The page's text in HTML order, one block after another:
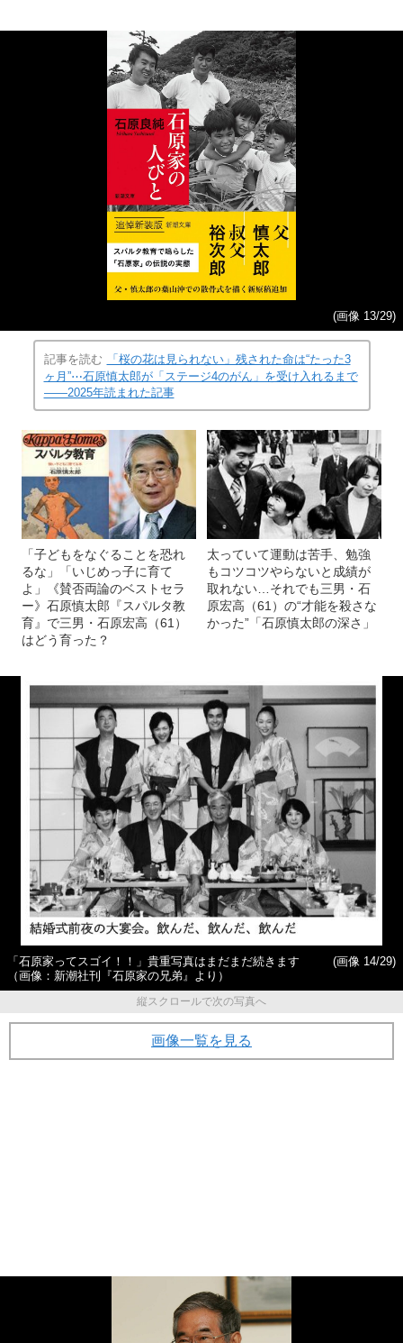
(画像 13/29)
記事を読む
「桜の花は見られない」残された命は“たった3
ヶ月”⋯石原慎太郎が「ステージ4のがん」を受け入れるまで
――2025年読まれた記事
「子どもをなぐることを恐れ
るな」「いじめっ子に育て
よ」《賛否両論のベストセラ
ー》石原慎太郎『スパルタ教
育』で三男・石原宏高（61）
はどう育った？
太っていて運動は苦手、勉強
もコツコツやらないと成績が
取れない…それでも三男・石
原宏高（61）の“才能を殺さな
かった”「石原慎太郎の深さ」
「石原家ってスゴイ！！」貴重写真はまだまだ続きます
（画像：新潮社刊『石原家の兄弟』より）
(画像 14/29)
縦スクロールで次の写真へ
画像一覧を見る